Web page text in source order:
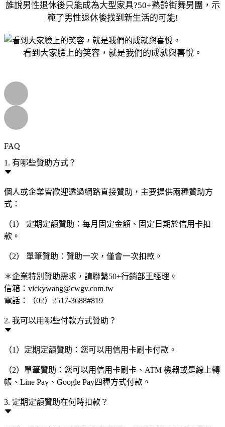
誰說男性退休後只能成為大型家具?50+熟齡街舞男團，示
範了男性退休後找到新生活的可能!
看到大家臉上的笑容，就是我們的成就與喜悅。
FAQ
1. 有哪些贊助方式？
個人或企業皆歡迎透過網路直接贊助，主要提供兩種贊助方
式：
（1） 定期定額贊助：每月固定金額、固定日期於信用卡扣
款。
（2） 單筆贊助：贊助一次，僅會一次扣款。
＊企業特別贊助需求，請聯繫50+行銷部王經理。
信箱：vickywang@cwgv.com.tw
電話：（02）2517-3688#819
2. 我可以用哪些付款方式贊助？
（1）定期定額贊助：您可以用信用卡刷卡付款。
（2）單筆贊助：您可以用信用卡刷卡、ATM 機器或是線上轉
帳、Line Pay、Google Pay四種方式付款。
3. 定期定額贊助在何時扣款？